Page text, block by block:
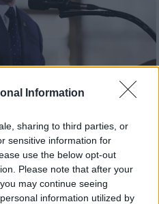
Information
sharing to third parties, or
sensitive information for
use the below opt-out
Please note that after your
may continue seeing
information utilized by
το δικαστικό